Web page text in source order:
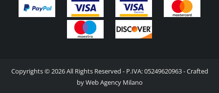
Copyrights © 2026 All Rights Reserved - P.IVA: 05249620963 - Crafted
byWeb Agency Milano